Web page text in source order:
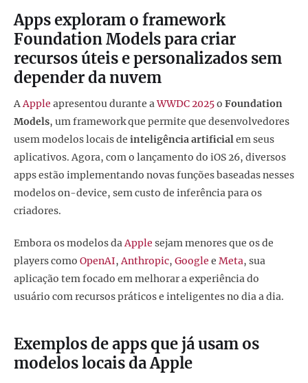
Apps exploram o framework
Foundation Models para criar
recursos úteis e personalizados sem
depender da nuvem
AApple apresentou durante aWWDC 2025o Foundation
Models, um framework que permite que desenvolvedores
usem modelos locais de inteligência artificialem seus
aplicativos. Agora, com o lançamento do iOS 26, diversos
apps estão implementando novas funções baseadas nesses
modelos on-device, sem custo de inferência para os
criadores.
Embora os modelos daApple sejam menores que os de
players como OpenAI,Anthropic, Google e Meta, sua
aplicação tem focado em melhorar a experiência do
usuário com recursos práticos e inteligentes no dia a dia.
Exemplos de apps que já usam os
modelos locais da Apple